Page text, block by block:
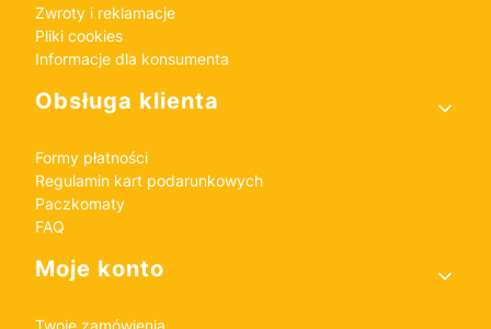
Zwroty i reklamacje
Pliki cookies
Informacje dla konsumenta
Obsługa klienta
Formy płatności
Regulamin kart podarunkowych
Paczkomaty
FAQ
Moje konto
Twoje zamówienia